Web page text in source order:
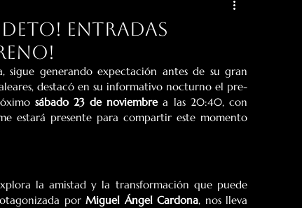
Entradas
generando expectación antes de su gran
destacó en su informativo nocturno el pre-
sábado 23 de noviembre a las 20:40, con
estará presente para compartir este momento
la amistad y la transformación que puede
por Miguel Ángel Cardona, nos lleva